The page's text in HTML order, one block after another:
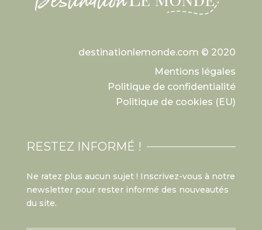
destinationlemonde.com © 2020
Mentions légales
Politique de confidentialité
Politique de cookies (EU)
RESTEZ INFORMÉ !
Ne ratez plus aucun sujet ! Inscrivez-vous à notre
newsletter pour rester informé des nouveautés
du site.